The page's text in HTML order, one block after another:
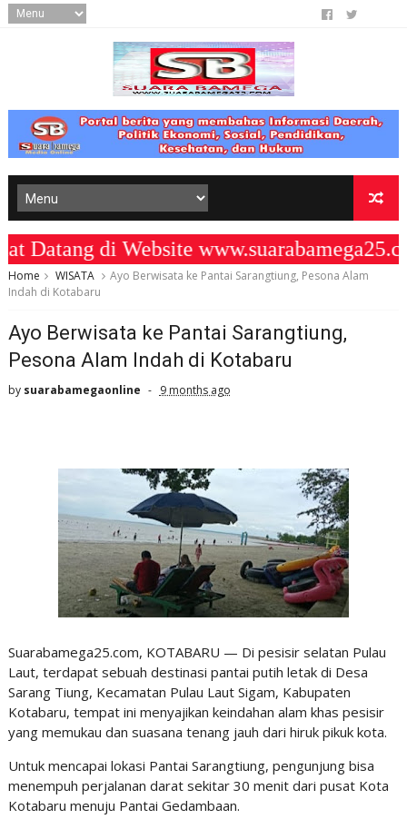
di Website
Home WISATA
Ayo Berwisata ke Pantai Sarangtiung, Pesona Alam
Indah di Kotabaru
Ayo Berwisata ke Pantai Sarangtiung,
Pesona Alam Indah di Kotabaru
by suarabamegaonline 9 months ago
Suarabamega25.com, KOTABARU — Di pesisir selatan Pulau
Laut, terdapat sebuah destinasi pantai putih letak di Desa
Sarang Tiung, Kecamatan Pulau Laut Sigam, Kabupaten
Kotabaru, tempat ini menyajikan keindahan alam khas pesisir
yang memukau dan suasana tenang jauh dari hiruk pikuk kota.
Untuk mencapai lokasi Pantai Sarangtiung, pengunjung bisa
menempuh perjalanan darat sekitar 30 menit dari pusat Kota
Kotabaru menuju Pantai Gedambaan.